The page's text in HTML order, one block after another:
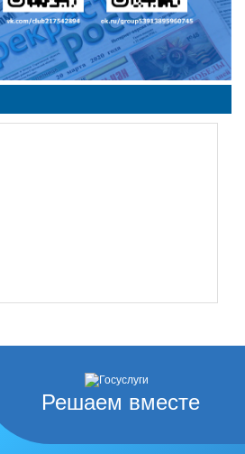
Решаем вместе